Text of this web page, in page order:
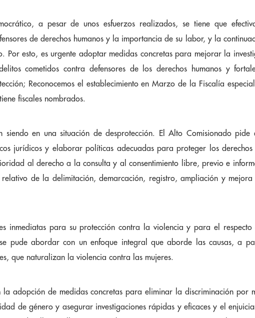
a pesar de unos esfuerzos realizados, se tiene que
de derechos humanos y la importancia de su labor, y la
Por esto, es urgente adoptar medidas concretas para mejorar la
cometidos contra defensores de los derechos humanos y
Reconocemos el establecimiento en Marzo de la Fiscalía
fiscales nombrados.
siendo en una situación de desprotección. El Alto Comisionado pide
jurídicos y elaborar políticas adecuadas para proteger los derechos
al derecho a la consulta y al consentimiento libre, previo e
de la delimitación, demarcación, registro, ampliación y mejora
inmediatas para su protección contra la violencia y para el respecto
pude abordar con un enfoque integral que aborde las causas, a
que naturalizan la violencia contra las mujeres.
la adopción de medidas concretas para eliminar la discriminación por
de género y asegurar investigaciones rápidas y eficaces y el